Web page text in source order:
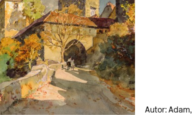
Autor: